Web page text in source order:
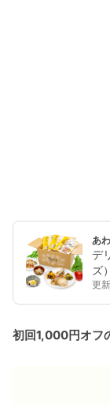
あ
デ
ズ
更
初回1,000円オフ